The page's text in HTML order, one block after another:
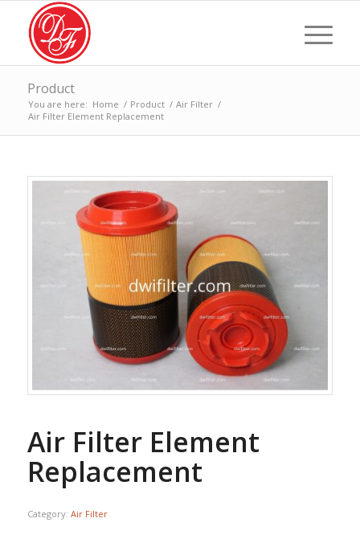
Product
You are here: Home / Product / Air Filter /
Air Filter Element Replacement
Air Filter Element
Replacement
Category: Air Filter